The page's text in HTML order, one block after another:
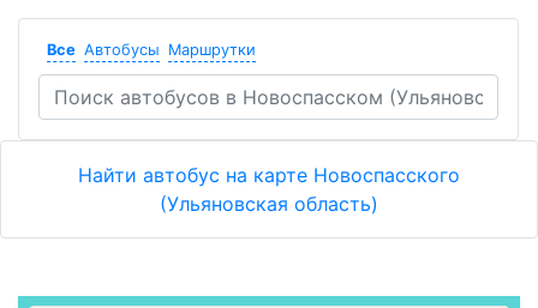
Все Автобусы Маршрутки
Найти автобус на карте Новоспасского
(Ульяновская область)